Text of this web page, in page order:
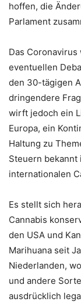
hoffen, die
Parlament
Das
eventuellen
den 30-tägigen
dringendere
wirft jedoch ein
Europa, ein
Haltung zu
Steuern
internationalen
Es stellt sich
Cannabis
den USA und
Marihuana seit
Niederlanden,
und andere
ausdrücklich